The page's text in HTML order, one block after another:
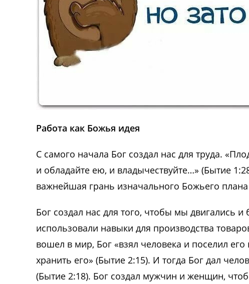
Работа как Божья идея
С самого начала Бог создал нас для труда.
и обладайте ею, и владычествуйте…» (Бытие
важнейшая грань изначального Божьего
Бог создал нас для того, чтобы мы двигались
использовали навыки для производства
вошел в мир, Бог «взял человека и поселил
хранить его» (Бытие 2:15). И тогда Бог дал
(Бытие 2:18). Бог создал мужчин и женщин,